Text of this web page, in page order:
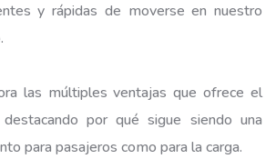
y rápidas de moverse en nuestro
las múltiples ventajas que ofrece el
por qué sigue siendo una
para pasajeros como para la carga.